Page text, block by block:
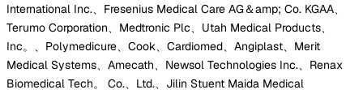
International Inc.、Fresenius Medical Care AG＆amp; Co. KGAA、
Terumo Corporation、Medtronic Plc、Utah Medical Products、
Inc。、Polymedicure、Cook、Cardiomed、Angiplast、Merit
Medical Systems、Amecath、Newsol Technologies Inc.、Renax
Biomedical Tech。 Co.、Ltd.、Jilin Stuent Maida Medical